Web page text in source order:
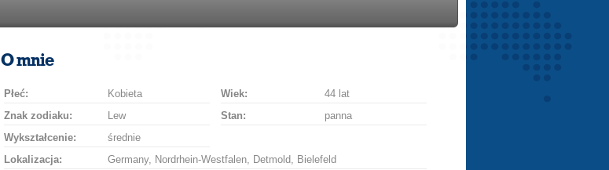
O mnie
Płeć: Kobieta Wiek:
44 lat
Znak zodiaku:
Lew Stan:
panna
Wykształcenie:
średnie
Lokalizacja:
Germany, Nordrhein-Westfalen, Detmold, Bielefeld